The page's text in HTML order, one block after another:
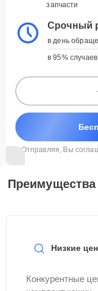
запчасти
Срочный
в день
в 95%
Отправляя, Вы
Преимущества
Низкие
Конкурентные